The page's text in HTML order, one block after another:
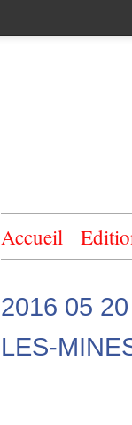
Accueil
2016 05
LES-